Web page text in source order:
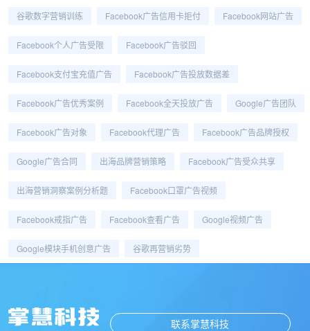
谷歌数字营销训练 Facebook广告信用卡拒付 Facebook网站广告
Facebook个人广告受限 Facebook广告驳回
Facebook支付宝充值广告 Facebook广告投放数据差
Facebook广告优秀案例 Facebook全天投放广告 Google广告团队
Facebook广告对象 Facebook代理广告 Facebook广告品牌授权
Google广告合同 出海品牌营销策略 Facebook广告受众共享
出海营销洞察案例分析题 Facebook口罩广告视频
Facebook戒指广告 Facebook查看广告 Google视频广告
Google模块手机创意广告 谷歌再营销劣势
联系掌慧科技